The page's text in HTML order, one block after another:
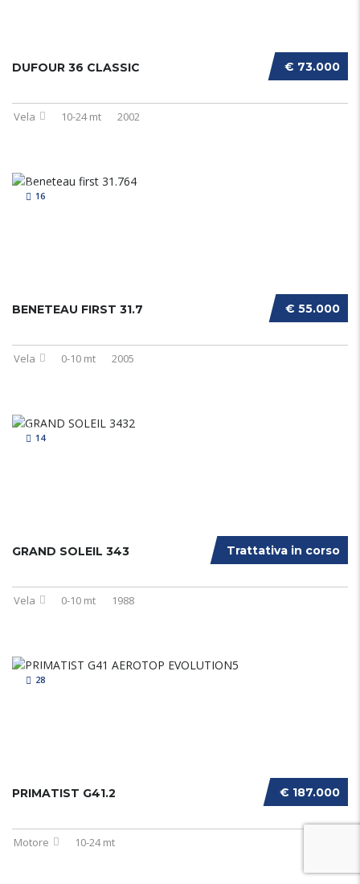
€ 73.000
DUFOUR 36 CLASSIC
Vela 10-24 mt 2002
16
€ 55.000
BENETEAU FIRST 31.7
Vela 0-10 mt 2005
14
Trattativa in corso
GRAND SOLEIL 343
Vela 0-10 mt 1988
28
€ 187.000
PRIMATIST G41.2
Motore 10-24 mt